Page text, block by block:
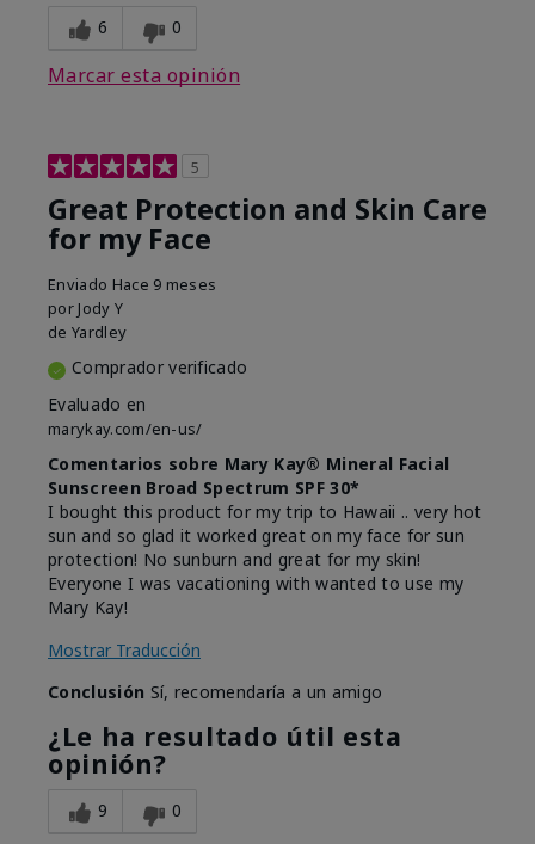
6 0
Marcar esta opinión
5
Great Protection and Skin Care
for my Face
Enviado Hace 9 meses
por Jody Y
de Yardley
Comprador verificado
Evaluado en
marykay.com/en-us/
Comentarios sobre Mary Kay® Mineral Facial
Sunscreen Broad Spectrum SPF 30*
I bought this product for my trip to Hawaii .. very hot
sun and so glad it worked great on my face for sun
protection! No sunburn and great for my skin!
Everyone I was vacationing with wanted to use my
Mary Kay!
Mostrar Traducción
Conclusión Sí, recomendaría a un amigo
¿Le ha resultado útil esta
opinión?
9 0